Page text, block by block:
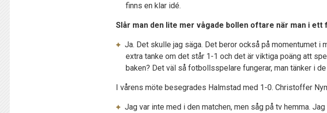
finns en klar idé.
Slår man den lite mer vågade bollen oftare när man i
Ja. Det skulle jag säga. Det beror också på momentumet i
extra tanke om det står 1-1 och det är viktiga poäng att
baken? Det väl så fotbollsspelare fungerar, man tänker i
I vårens möte besegrades Halmstad med 1-0. Christoffer
Jag var inte med i den matchen, men såg på tv hemma.